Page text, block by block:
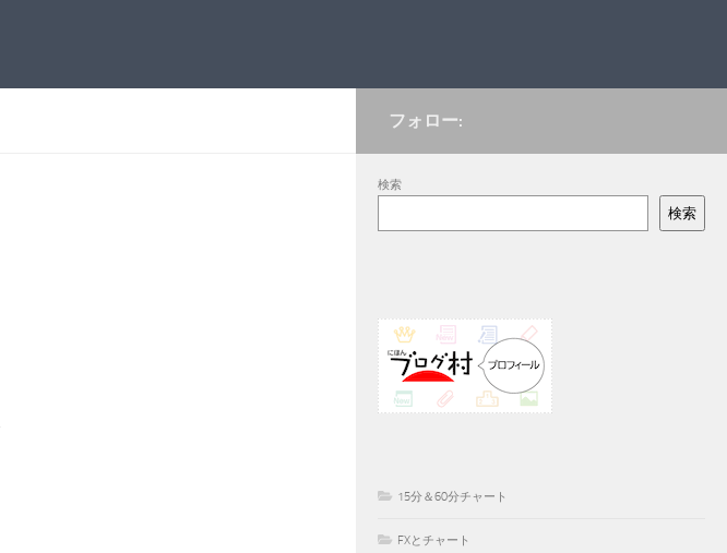
フォロー:
検索
検索
15分＆60分チャート
FXとチャート